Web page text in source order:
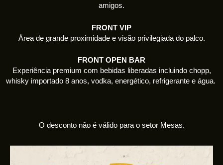
amigos.
FRONT VIP
Área de grande proximidade e visão privilegiada do palco.
FRONT OPEN BAR
Experiência premium com bebidas liberadas incluindo chopp,
whisky importado 8 anos, vodka, energético, refrigerante e água.
O desconto não é válido para o setor Mesas.